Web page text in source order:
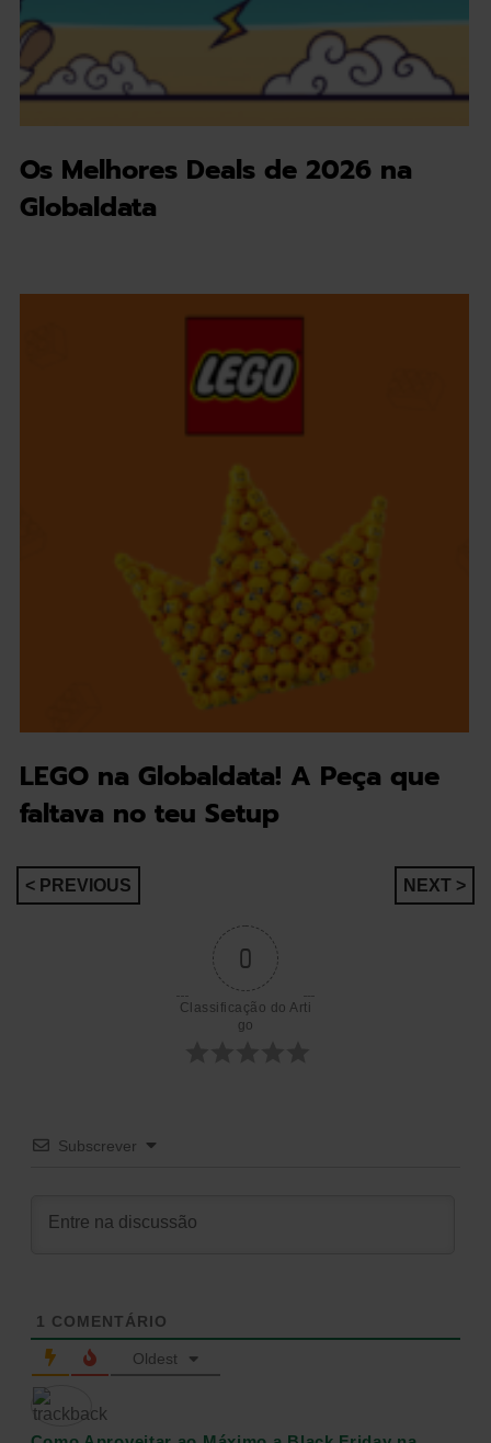
Os Melhores Deals de 2026 na
Globaldata
LEGO na Globaldata! A Peça que
faltava no teu Setup
Navegação
< PREVIOUS NEXT >
0
Classificação do Arti
go
Subscrever
1 COMENTÁRIO
Oldest